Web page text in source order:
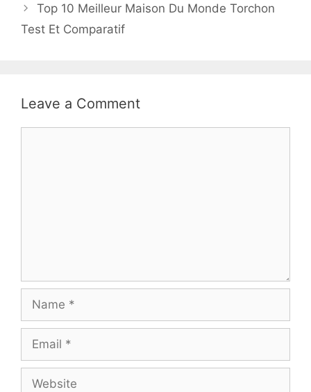
Top 10 Meilleur Maison Du Monde Torchon
Test Et Comparatif
Leave a Comment